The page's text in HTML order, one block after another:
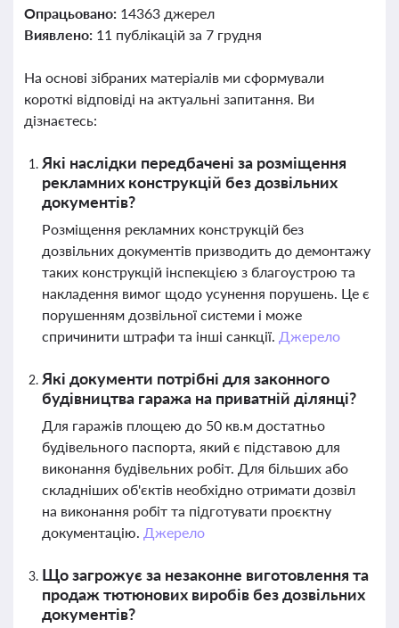
Опрацьовано: 14363 джерел
Виявлено: 11 публікацій за 7 грудня
На основі зібраних матеріалів ми сформували
короткі відповіді на актуальні запитання. Ви
дізнаєтесь:
Які наслідки передбачені за розміщення
рекламних конструкцій без дозвільних
документів?
Розміщення рекламних конструкцій без
дозвільних документів призводить до демонтажу
таких конструкцій інспекцією з благоустрою та
накладення вимог щодо усунення порушень. Це є
порушенням дозвільної системи і може
спричинити штрафи та інші санкції. Джерело
Які документи потрібні для законного
будівництва гаража на приватній ділянці?
Для гаражів площею до 50 кв.м достатньо
будівельного паспорта, який є підставою для
виконання будівельних робіт. Для більших або
складніших об'єктів необхідно отримати дозвіл
на виконання робіт та підготувати проєктну
документацію. Джерело
Що загрожує за незаконне виготовлення та
продаж тютюнових виробів без дозвільних
документів?